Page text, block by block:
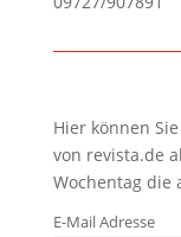
Hier können
von revista.de
Wochentag die
E-Mail Adresse